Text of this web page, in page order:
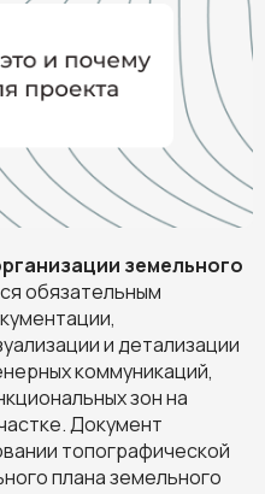
земельного
обязательным
и детализации
коммуникаций,
зон на
Документ
топографической
плана земельного